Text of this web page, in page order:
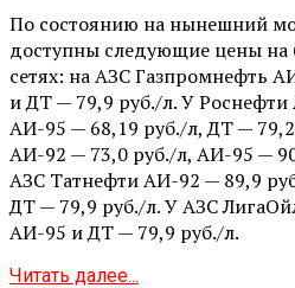
По состоянию на нынешний
доступны следующие цены на
сетях: на АЗС Газпромнефть
и ДТ — 79,9 руб./л. У
АИ-95 — 68,19 руб./л, ДТ —
АИ-92 — 73,0 руб./л, АИ-95 —
АЗС Татнефти АИ-92 — 89,9
ДТ — 79,9 руб./л. У АЗС
АИ-95 и ДТ — 79,9 руб./л.
Читать далее...